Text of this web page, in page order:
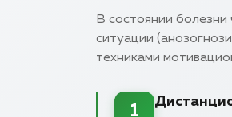
В состоянии болезни
ситуации
техниками
1